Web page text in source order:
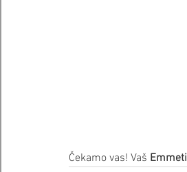
Čekamo vas! Vaš Emmeti